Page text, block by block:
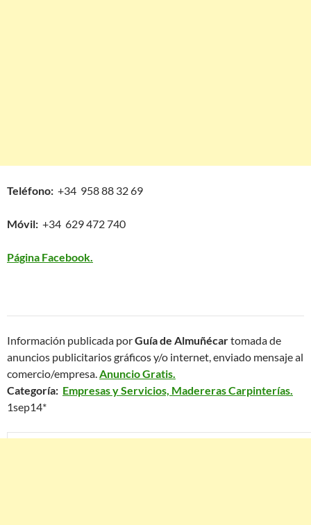
Teléfono: +34 958 88 32 69
Móvil: +34 629 472 740
Página Facebook.
Información publicada porGuía de Almuñécartomada de
anuncios publicitarios gráficos y/o internet, enviado mensaje al
comercio/empresa. Anuncio Gratis.
Categoría: Empresas y Servicios, Madereras Carpinterías.
1sep14*